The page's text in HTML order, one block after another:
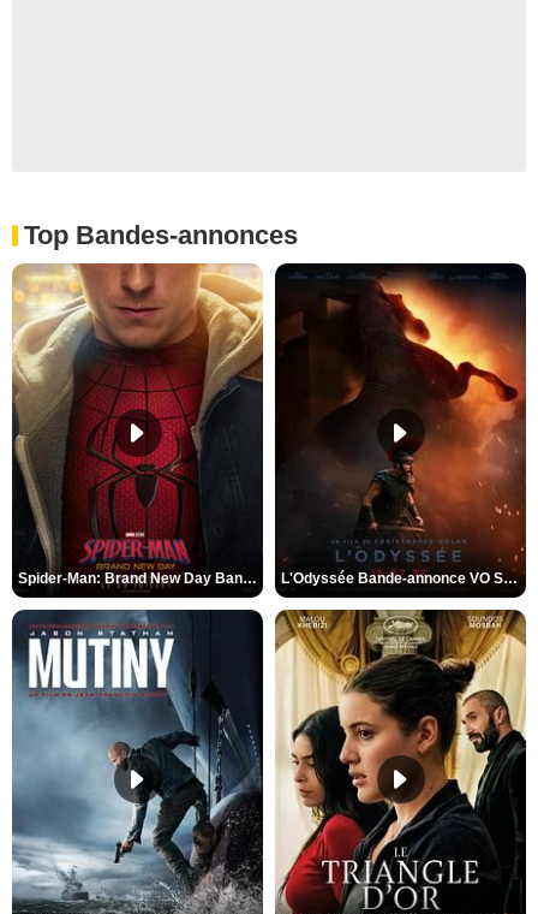
Top Bandes-annonces
Spider-Man: Brand New Day Bande-annonce VO STFR L'Odyssée Bande-annonce VO STFR